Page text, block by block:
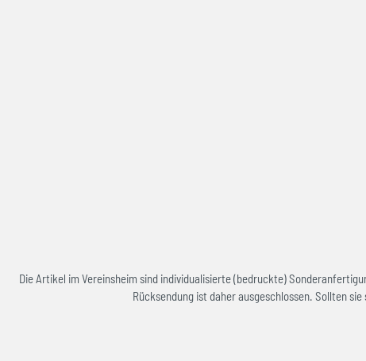
Die Artikel im Vereinsheim sind individualisierte (bedruckte)
Rücksendung ist daher ausgeschlossen. Sollten